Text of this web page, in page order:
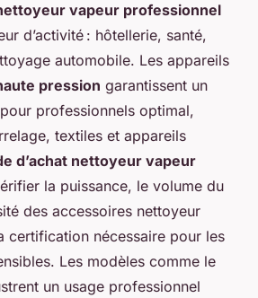
vapeur professionnel
d’activité : hôtellerie, santé,
automobile. Les appareils
pression garantissent un
professionnels optimal,
textiles et appareils
d’achat nettoyeur vapeur
la puissance, le volume du
des accessoires nettoyeur
certification nécessaire pour les
Les modèles comme le
un usage professionnel